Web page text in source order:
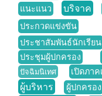
แนะแนว
บริจาค
ประกวดแข่งขัน
ประชาสัมพันธ์นักเรียน
ประชุมผู้ปกครอง
ปัจฉิมนิเทศ เปิดภาค
ผู้บริหาร ผู้ปกครอง